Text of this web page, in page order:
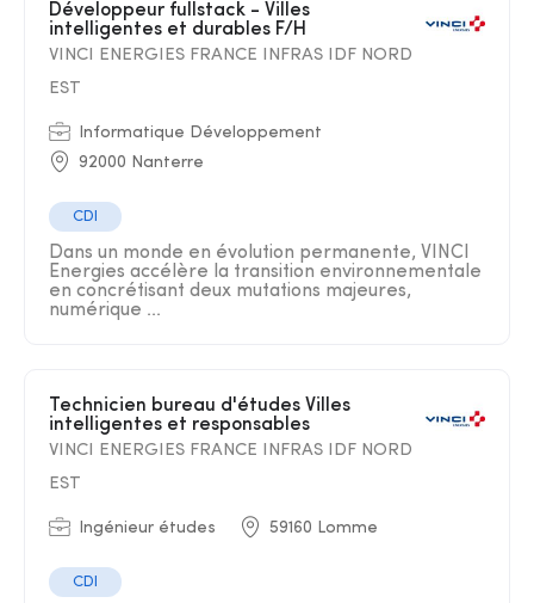
Développeur fullstack - Villes
intelligentes et durables F/H
VINCI ENERGIES FRANCE INFRAS IDF NORD
EST
Informatique Développement
92000 Nanterre
CDI
Dans un monde en évolution permanente, VINCI
Energies accélère la transition environnementale
en concrétisant deux mutations majeures,
numérique ...
intelligentes et responsables
VINCI ENERGIES FRANCE INFRAS IDF NORD
EST
Ingénieur études 59160 Lomme
CDI